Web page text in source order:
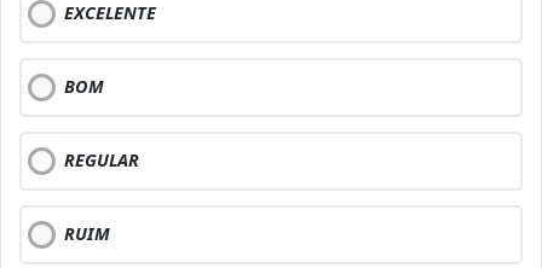
EXCELENTE
BOM
REGULAR
RUIM